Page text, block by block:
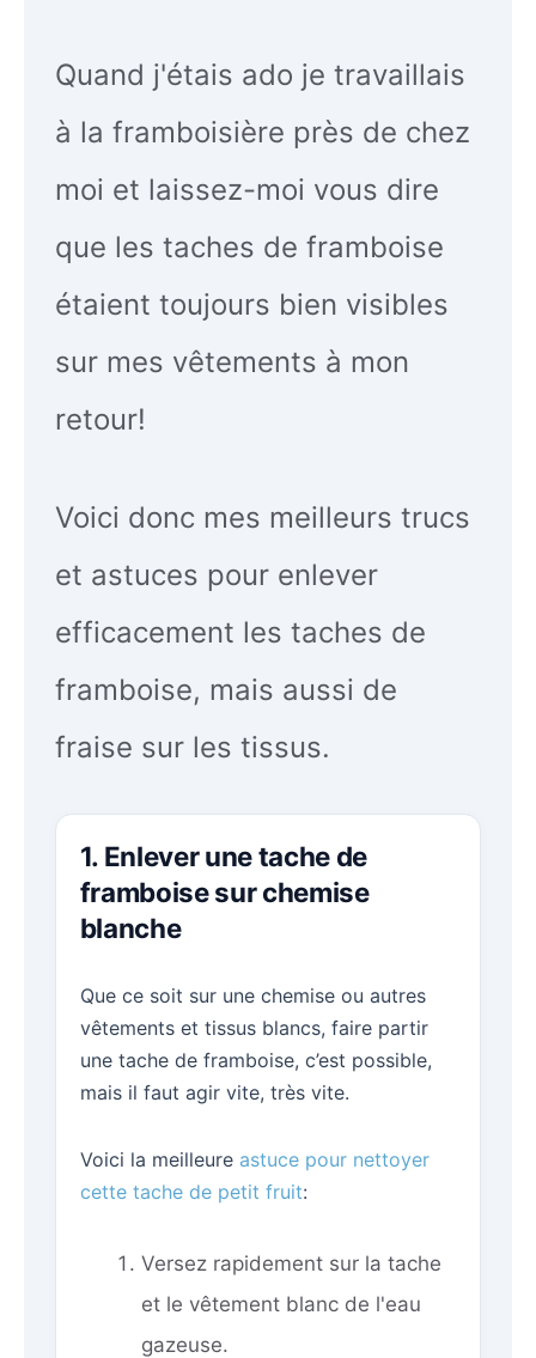
Quand j'étais ado je travaillais
à la framboisière près de chez
moi et laissez-moi vous dire
que les taches de framboise
étaient toujours bien visibles
sur mes vêtements à mon
retour!
Voici donc mes meilleurs trucs
et astuces pour enlever
efficacement les taches de
framboise, mais aussi de
fraise sur les tissus.
1. Enlever une tache de
framboise sur chemise
blanche
Que ce soit sur une chemise ou autres
vêtements et tissus blancs, faire partir
une tache de framboise, c’est possible,
mais il faut agir vite, très vite.
Voici la meilleure astuce pour nettoyer
cette tache de petit fruit:
Versez rapidement sur la tache
et le vêtement blanc de l'eau
gazeuse.